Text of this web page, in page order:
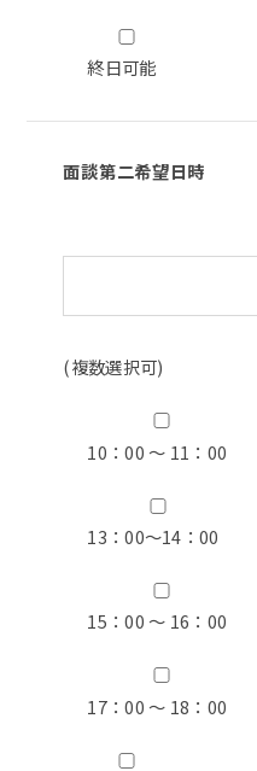
終日可能
面談第二希望日時
(複数選択可)
10：00 ～ 11：00
13：00〜14：00
15：00 ～ 16：00
17：00 ～ 18：00